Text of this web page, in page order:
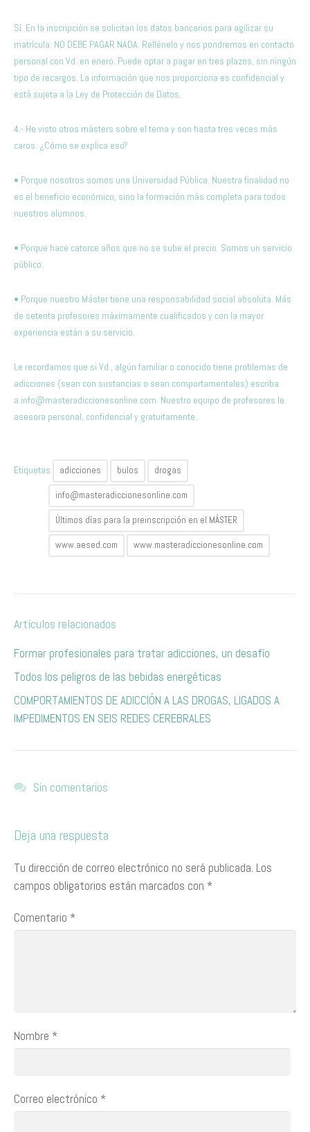
Sí. En la inscripción se solicitan los datos bancarios para agilizar su
matrícula. NO DEBE PAGAR NADA. Rellénelo y nos pondremos en contacto
personal con Vd. en enero. Puede optar a pagar en tres plazos, sin ningún
tipo de recargos. La información que nos proporciona es confidencial y
está sujeta a la Ley de Protección de Datos.
4.- He visto otros másters sobre el tema y son hasta tres veces más
caros. ¿Cómo se explica eso?
• Porque nosotros somos una Universidad Pública. Nuestra finalidad no
es el beneficio económico, sino la formación más completa para todos
nuestros alumnos.
• Porque hace catorce años que no se sube el precio. Somos un servicio
público.
• Porque nuestro Máster tiene una responsabilidad social absoluta. Más
de setenta profesores máximamente cualificados y con la mayor
experiencia están a su servicio.
Le recordamos que si Vd., algún familiar o conocido tiene problemas de
adicciones (sean con sustancias o sean comportamentales) escriba
a info@masteradiccionesonline.com. Nuestro equipo de profesores le
asesora personal, confidencial y gratuitamente.
Etiquetas: adicciones bulos drogas
info@masteradiccionesonline.com
Últimos días para la preinscripción en el MÁSTER
www.aesed.com www.masteradiccionesonline.com
Artículos relacionados
Formar profesionales para tratar adicciones, un desafío
Todos los peligros de las bebidas energéticas
​C​OMPORTAMIENTOS DE ADICCIÓN A LAS DROGAS, LIGADOS A
IMPEDIMENTOS EN SEIS REDES CEREBRALES
Sin comentarios
Deja una respuesta
Tu dirección de correo electrónico no será publicada. Los
campos obligatorios están marcados con *
Comentario *
Nombre *
Correo electrónico *